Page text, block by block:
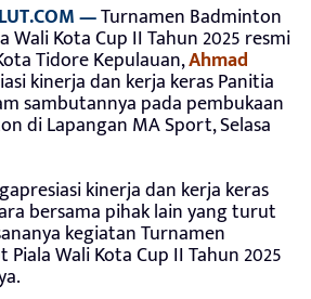
—Turnamen Badminton
Wali Kota Cup II Tahun 2025 resmi
Tidore Kepulauan,Ahmad
kinerja dan kerja keras Panitia
sambutannya pada pembukaan
di Lapangan MA Sport, Selasa
kinerja dan kerja keras
bersama pihak lain yang turut
kegiatan Turnamen
Wali Kota Cup II Tahun 2025